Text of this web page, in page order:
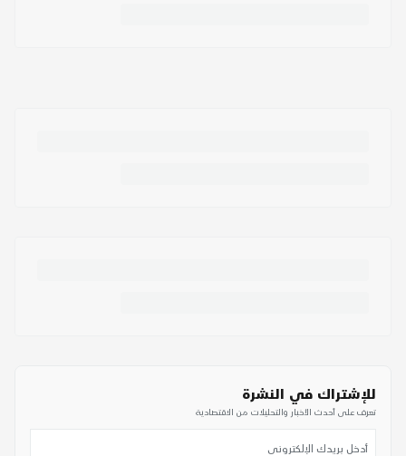
للإشتراك في النشرة
تعرف على أحدث الأخبار والتحليلات من الاقتصادية